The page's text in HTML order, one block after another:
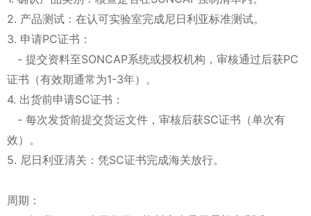
2. 产品测试：在认可实验室完成尼日利亚标准测试。
3. 申请PC证书：
- 提交资料至SONCAP系统或授权机构，审核通过后获PC
证书（有效期通常为1-3年）。
4. 出货前申请SC证书：
- 每次发货前提交货运文件，审核后获SC证书（单次有
效）。
5. 尼日利亚清关：凭SC证书完成海关放行。
周期：